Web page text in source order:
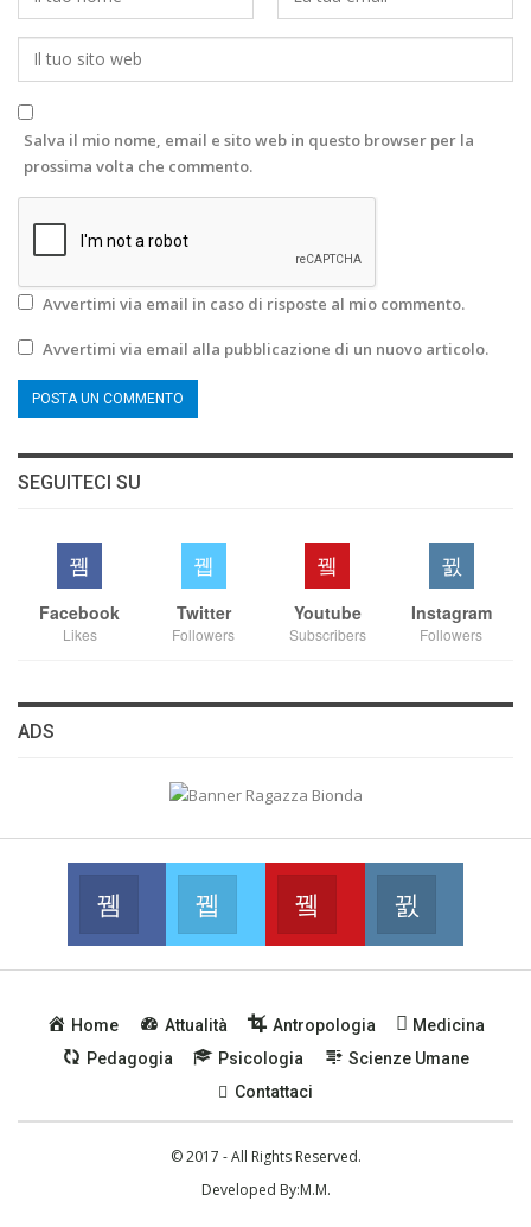
Salva il mio nome, email e sito web in questo browser per la
prossima volta che commento.
Avvertimi via email in caso di risposte al mio commento.
Avvertimi via email alla pubblicazione di un nuovo articolo.
SEGUITECI SU
Facebook
Likes
Twitter
Followers
Youtube
Subscribers
Instagram
Followers
ADS
Facebook
Join us on FacebookJoin us on Twitter
Youtube
Join us on Youtube
Home Attualità Antropologia
Medicina
Pedagogia
Psicologia
Scienze Umane
Contattaci
© 2017 - All Rights Reserved.
Developed By:M.M.